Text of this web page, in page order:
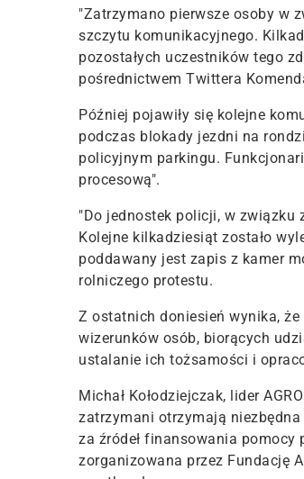
"Zatrzymano pierwsze osoby w
szczytu komunikacyjnego.
pozostałych uczestników tego
pośrednictwem Twittera
Później pojawiły się kolejne
podczas blokady jezdni na
policyjnym parkingu.
procesową".
"Do jednostek policji, w związku
Kolejne kilkadziesiąt zostało
poddawany jest zapis z kamer
rolniczego protestu.
Z ostatnich doniesień wynika,
wizerunków osób, biorących
ustalanie ich tożsamości i
Michał Kołodziejczak, lider
zatrzymani otrzymają
za źródeł finansowania pomocy
zorganizowana przez Fundację